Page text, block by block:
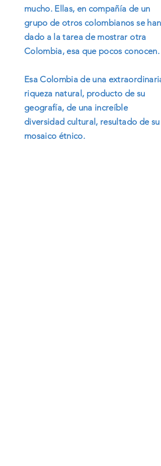
mucho. Ellas, en compañía de un
grupo de otros colombianos se han
dado a la tarea de mostrar otra
Colombia, esa que pocos conocen.
Esa Colombia de una extraordinaria
riqueza natural, producto de su
geografía, de una increíble
diversidad cultural, resultado de su
mosaico étnico.